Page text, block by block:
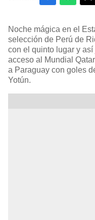
Noche mágica en el
selección de Perú de
con el quinto lugar y
acceso al Mundial
a Paraguay con goles
Yotún.